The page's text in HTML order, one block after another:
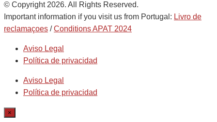
© Copyright 2026. All Rights Reserved.
Important information if you visit us from Portugal: Livro de
reclamaçoes /Conditions APAT 2024
Aviso Legal
Política de privacidad
Aviso Legal
Política de privacidad
×